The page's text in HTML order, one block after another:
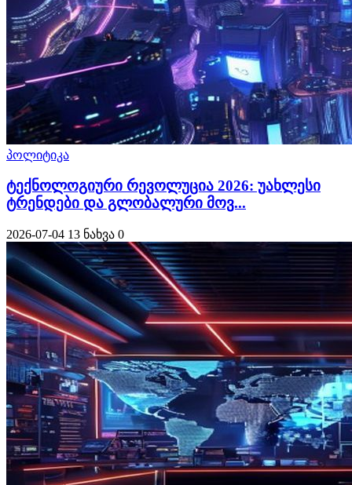
პოლიტიკა
ტექნოლოგიური რევოლუცია 2026: უახლესი
ტრენდები და გლობალური მოვ...
2026-07-04 13 ნახვა 0